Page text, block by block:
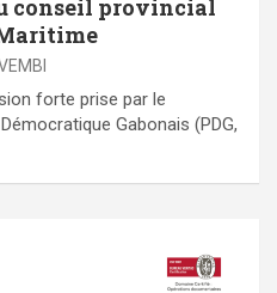
conseil provincial
Maritime
forte prise par le
Gabonais (PDG,